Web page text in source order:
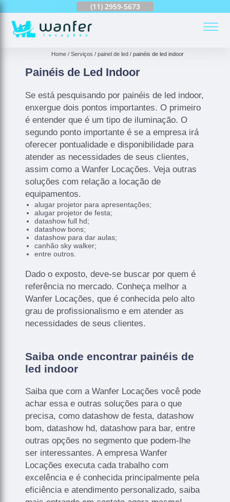
(11) 2959-5673
Home Serviços painel de led painéis de led indoor
Painéis de Led Indoor
Se está pesquisando por painéis de led indoor,
enxergue dois pontos importantes. O primeiro
é entender que é um tipo de iluminação. O
segundo ponto importante é se a empresa irá
oferecer pontualidade e disponibilidade para
atender as necessidades de seus clientes,
assim como a Wanfer Locações. Veja outras
soluções com relação a locação de
equipamentos.
alugar projetor para apresentações;
alugar projetor de festa;
datashow full hd;
datashow bons;
datashow para dar aulas;
canhão sky walker;
entre outros.
Dado o exposto, deve-se buscar por quem é
referência no mercado. Conheça melhor a
Wanfer Locações, que é conhecida pelo alto
grau de profissionalismo e em atender as
necessidades de seus clientes.
Saiba onde encontrar painéis de
led indoor
Saiba que com a Wanfer Locações você pode
achar essa e outras soluções para o que
precisa, como datashow de festa, datashow
bom, datashow hd, datashow para bar, entre
outras opções no segmento que podem-lhe
ser interessantes. A empresa Wanfer
Locações executa cada trabalho com
excelência e é conhecida principalmente pela
eficiência e atendimento personalizado, saiba